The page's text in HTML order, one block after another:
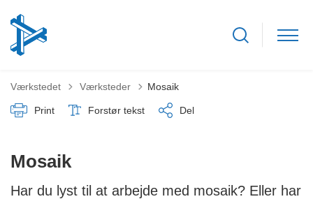
Værkstedet Tilbage til
Værksteder Mosaik
Print Forstør tekst Del
Mosaik
Har du lyst til at arbejde med mosaik? Eller har